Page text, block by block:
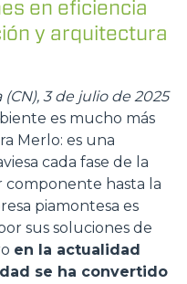
en eficiencia
y arquitectura
3 de julio de 2025
es mucho más
Merlo: es una
cada fase de la
componente hasta la
piamontesa es
sus soluciones de
en la actualidad
se ha convertido